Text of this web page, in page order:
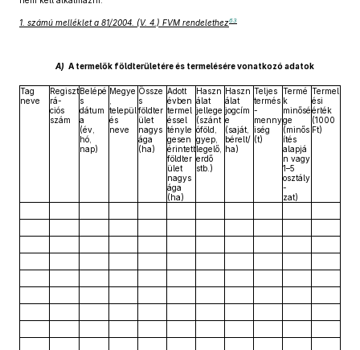
1. számú melléklet a 81/2004. (V. 4.) FVM rendelethez63
A) A termelők földterületére és termelésére vonatkozó adatok
Tag
neve
Regiszt
rá-
ciós
szám
Belépé
s
dátum
a
(év,
hó,
nap)
Megye
települ
és
neve
Össze
s
földter
ület
nagys
ága
(ha)
Adott
évben
termel
éssel
tényle
gesen
érintett
földter
ület
nagys
ága
(ha)
Haszn
álat
jellege
(szánt
óföld,
gyep,
legelő,
erdő
stb.)
Haszn
álat
jogcím
e
(saját,
bérelt/
ha)
Teljes
termés
-
menny
iség
(t)
Termé
k
minősé
ge
(minős
ítés
alapjá
n vagy
1–5
osztály
-
zat)
Termel
ési
érték
(1000
Ft)